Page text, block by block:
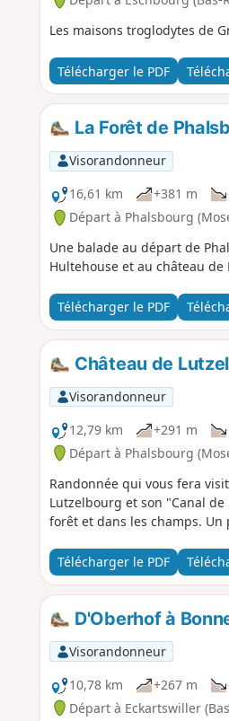
Les maisons troglodytes de
Télécharger le PDF
La Forêt de
Visorandonneur
16,61 km
+381 m
Départ à Phalsbourg
Une balade au départ de
Hultehouse et au château de
Télécharger le PDF
Château de
Visorandonneur
12,79 km
+291 m
Départ à Phalsbourg
Randonnée qui vous fera
Lutzelbourg et son "Canal
forêt et dans les champs.
Télécharger le PDF
D'Oberhof à
Visorandonneur
10,78 km
+267 m
Départ à Eckartswiller